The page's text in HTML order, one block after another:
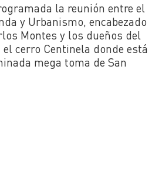
la reunión entre el
y Urbanismo, encabezado
Montes y los dueños del
cerro Centinela donde está
mega toma de San